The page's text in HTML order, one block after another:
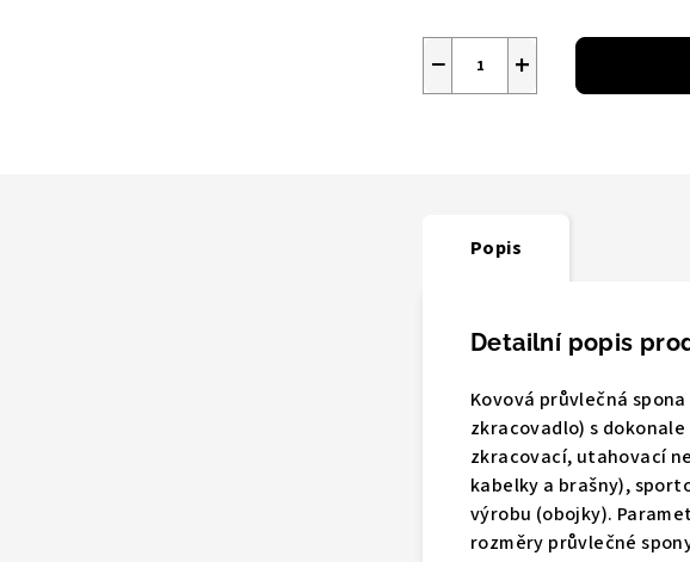
+
−
Popis
Detailní popis
Kovová průvlečná
zkracovadlo) s
zkracovací, utahovací
kabelky a brašny),
výrobu (obojky).
rozměry průvlečné